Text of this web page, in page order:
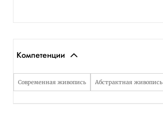
Компетенции
Современная живопись Абстрактная живопись